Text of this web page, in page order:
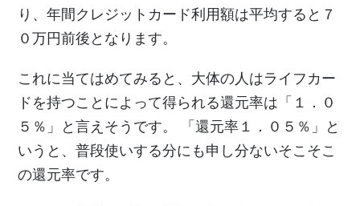
り、年間クレジットカード利用額は平均すると７
０万円前後となります。
これに当てはめてみると、大体の人はライフカー
ドを持つことによって得られる還元率は「１．０
５％」と言えそうです。 「還元率１．０５％」と
いうと、普段使いする分にも申し分ないそこそこ
の還元率です。